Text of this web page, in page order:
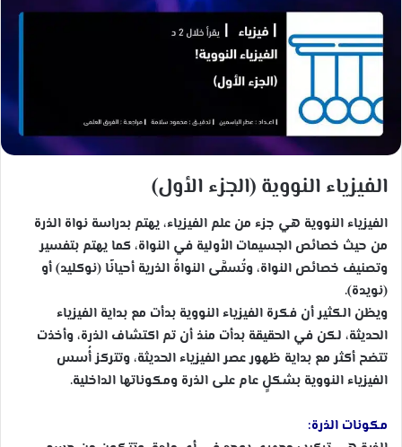
الفيزياء النووية (الجزء الأول)
الفيزياء النووية هي جزء من علم الفيزياء، يهتم بدراسة نواة الذرة
من حيث خصائص الجسيمات الأولية في النواة، كما يهتم بتفسير
وتصنيف خصائص النواة، وتُسمَّى النواةُ الذرية أحيانًا (نوكليد) أو
(نويدة).
ويظن الكثير أن فكرة الفيزياء النووية بدأت مع بداية الفيزياء
الحديثة، لكن في الحقيقة بدأت منذ أن تم اكتشاف الذرة، وأخذت
تتضح أكثر مع بداية ظهور عصر الفيزياء الحديثة، وتتركزأُسس
الفيزياء النووية بشكلٍ عام على الذرة ومكوناتها الداخلية.
مكونات الذرة: